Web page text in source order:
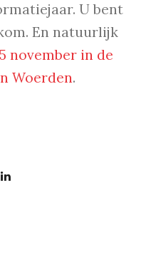
U bent
En natuurlijk
5 november in de
Woerden.